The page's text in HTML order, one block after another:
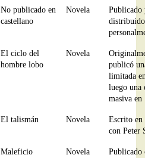
No publicado en
castellano
Novela
Publicado
distribuido
El ciclo del
hombre lobo
Novela
publicó
limitada
luego una
masiva en
El talismán Novela
Escrito en
con Peter
Maleficio Novela
Publicado